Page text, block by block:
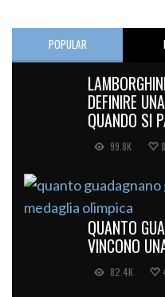
POPULAR
DEFINIRE
QUANDO SI
99.8K
QUANTO
VINCONO
82.4K